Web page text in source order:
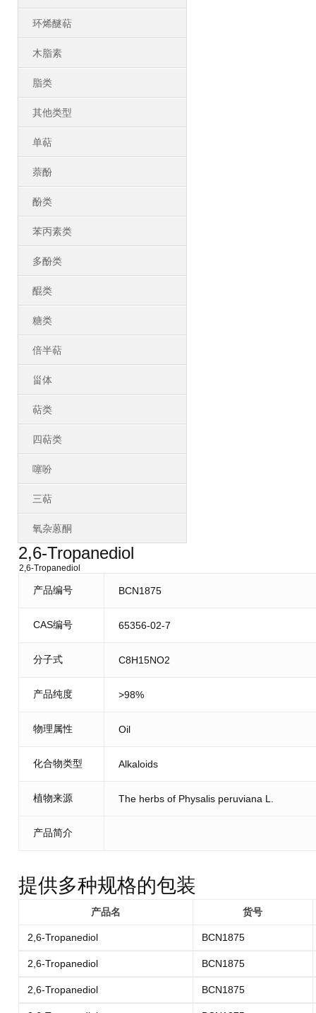
环烯醚萜
木脂素
脂类
其他类型
单萜
萘酚
酚类
苯丙素类
多酚类
醌类
糖类
倍半萜
甾体
萜类
四萜类
噻吩
三萜
氧杂蒽酮
2,6-Tropanediol
2,6-Tropanediol
产品编号 BCN1875
CAS编号 65356-02-7
分子式 C8H15NO2
产品纯度 >98%
物理属性 Oil
化合物类型 Alkaloids
植物来源 The herbs of Physalis peruviana L.
产品简介
提供多种规格的包装
产品名 货号
2,6-Tropanediol BCN1875
2,6-Tropanediol BCN1875
2,6-Tropanediol BCN1875